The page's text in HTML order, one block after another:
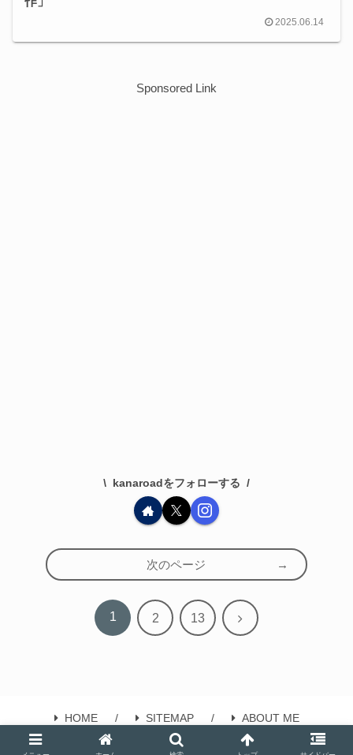
2025.06.14
Sponsored Link
kanaroadをフォローする
次のページ
1 2 13 次
HOME SITEMAP ABOUT ME
© 2021 @kanaroad.